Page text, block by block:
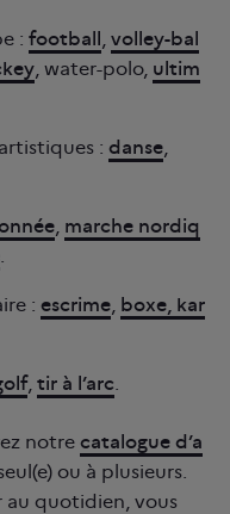
: football, volley-bal
, water-polo, ultim
: danse,
, marche nordiq
.
: escrime, boxe, kar
, tir à l’arc.
notre catalogue d’a
ou à plusieurs.
au quotidien, vous